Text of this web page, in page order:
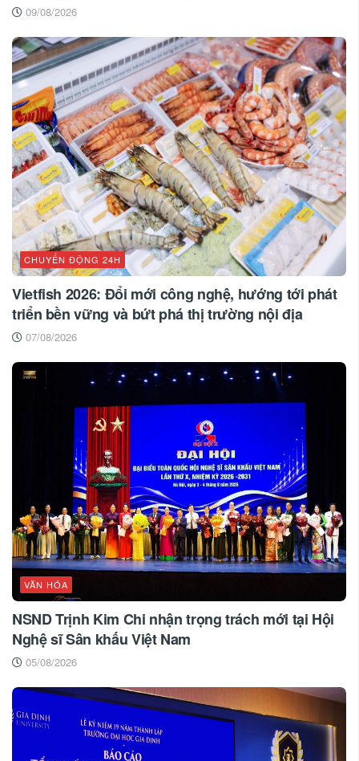
09/08/2026
CHUYỂN ĐỘNG 24H
Vietfish 2026: Đổi mới công nghệ, hướng tới phát
triển bền vững và bứt phá thị trường nội địa
07/08/2026
VĂN HÓA
NSND Trịnh Kim Chi nhận trọng trách mới tại Hội
Nghệ sĩ Sân khấu Việt Nam
05/08/2026